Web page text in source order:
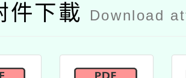
件下載 Download